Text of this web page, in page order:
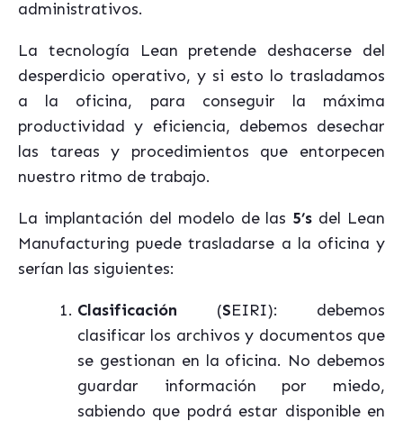
administrativos.
La tecnología Lean pretende deshacerse del
desperdicio operativo, y si esto lo trasladamos
a la oficina, para conseguir la máxima
productividad y eficiencia, debemos desechar
las tareas y procedimientos que entorpecen
nuestro ritmo de trabajo.
La implantación del modelo de las 5’s del Lean
Manufacturing puede trasladarse a la oficina y
serían las siguientes:
Clasificación (SEIRI): debemos
clasificar los archivos y documentos que
se gestionan en la oficina. No debemos
guardar información por miedo,
sabiendo que podrá estar disponible en